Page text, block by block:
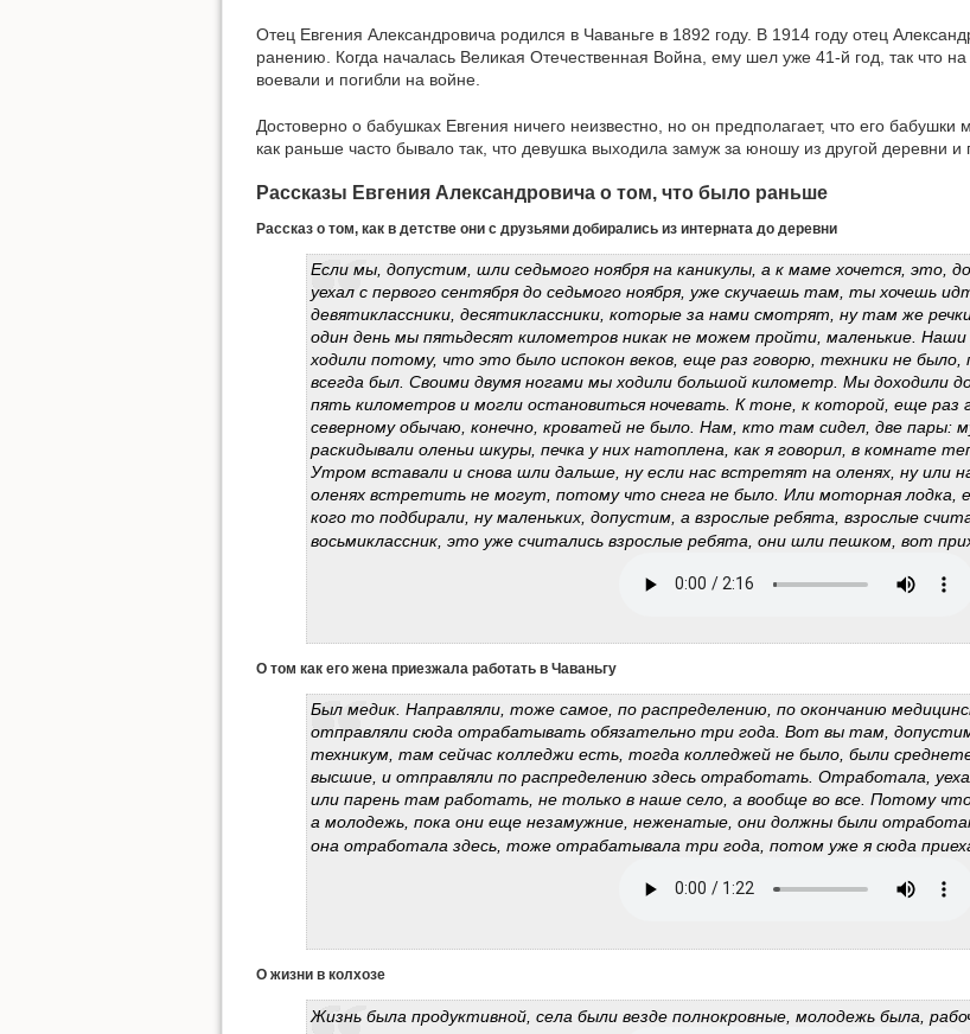
Отец Евгения Александровича родился в Чаваньге в 1892 году. В 1914 году отец
ранению. Когда началась Великая Отечественная Война, ему шел уже 41-й год, так что
воевали и погибли на войне.
Достоверно о бабушках Евгения ничего неизвестно, но он предполагает, что его
как раньше часто бывало так, что девушка выходила замуж за юношу из другой деревни и
Рассказы Евгения Александровича о том, что было раньше
Рассказ о том, как в детстве они с друзьями добирались из интерната до деревни
Если мы, допустим, шли седьмого ноября на каникулы, а к маме хочется, это,
уехал с первого сентября до седьмого ноября, уже скучаешь там, ты хочешь
девятиклассники, десятиклассники, которые за нами смотрят, ну там же
один день мы пятьдесят километров никак не можем пройти, маленькие.
ходили потому, что это было испокон веков, еще раз говорю, техники не
всегда был. Своими двумя ногами мы ходили большой километр. Мы доходили
пять километров и могли остановиться ночевать. К тоне, к которой, еще раз
северному обычаю, конечно, кроватей не было. Нам, кто там сидел, две пары:
раскидывали оленьи шкуры, печка у них натоплена, как я говорил, в комнате
Утром вставали и снова шли дальше, ну если нас встретят на оленях, ну или
оленях встретить не могут, потому что снега не было. Или моторная лодка,
кого то подбирали, ну маленьких, допустим, а взрослые ребята, взрослые
восьмиклассник, это уже считались взрослые ребята, они шли пешком, вот
О том как его жена приезжала работать в Чаваньгу
Был медик. Направляли, тоже самое, по распределению, по окончанию
отправляли сюда отрабатывать обязательно три года. Вот вы там,
техникум, там сейчас колледжи есть, тогда колледжей не было, были
высшие, и отправляли по распределению здесь отработать. Отработала,
или парень там работать, не только в наше село, а вообще во все. Потому
а молодежь, пока они еще незамужние, неженатые, они должны были
она отработала здесь, тоже отрабатывала три года, потом уже я сюда
О жизни в колхозе
Жизнь была продуктивной, села были везде полнокровные, молодежь была,